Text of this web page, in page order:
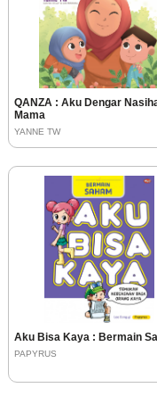
QANZA : Aku Dengar
Mama
YANNE TW
Aku Bisa Kaya : Bermain
PAPYRUS